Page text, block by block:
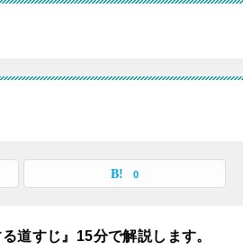
0
道すじ』15分で解説します。